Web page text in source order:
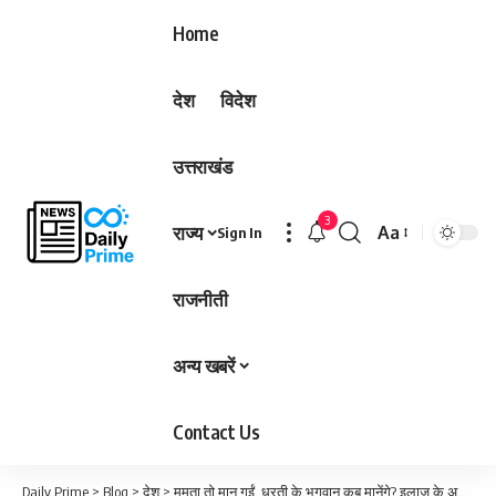
Home
देश विदेश
उत्तराखंड
राज्य
राजनीती
अन्य खबरें
Contact Us
Sign In
3
Font
Aa
Daily Prime > Blog >देश>ममता तो मान गईं, धरती के भगवान कब मानेंगे? इलाज के अभाव में करीब ढाई दर्जन मरीजों ने दम तोड़ा